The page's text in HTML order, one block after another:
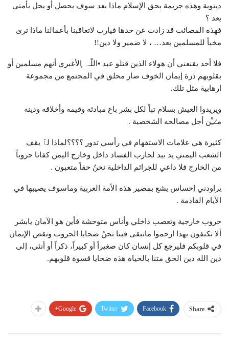
دينوية وهذه جريمة بحق الإسلام ماذا بعد سوف يحصل أو يحل بأمتي
بعد ؟
فهذه المصائب قد زادت عن حدها فيارب لاتعاقبنا بأعمالنا ماذا ترى
مخبأ للمسلمين بعد… ، لا ضمير ولا دين!!
فلا أحد يقنعني أن هولاء الذين قتلو عبد •اللّـہ̣̥ الأغبري أنهم مسلمين أو
بقلوبهم ذرة إيمان الخوف صار محلق في المجتمع من مجموعة
ارهابية مثل تلك.
ويريدوا العيش بسلام تباً لكل بشر باع مبادئه وقيمه وأخلاقه ودينه
م̷ـــِْن أجل مصالحه الشخصية .
كثيرة هي علامات الاستفهام في رأسي تدور ؟؟؟؟لماذا لٱ يقف
الشعب اليمني يد بيد لحارب الفساد داخل وخارج اليمن كفانا حروباً
من الخارج فلا داعي للجرائم الداخلية نحنُ حقاً متعبون .
يراودني إحساس بشع بمصير هذه الأمة العربية وماسوف يصيبها في
الأيام القادمة .
حروب خارجية وتعصب داخلي وأناس متوحشة فأين هو الآمان يابشر
ألا تكتفون بهذا ارحموا ماتبقى فينا نحنُ ضحايا الحروب ونقص الإيمان
في قلوبكم فليرجع كل إنسان كان صغيراً أو كبيراً، ذكراً أو أنثى، إلى
دين الله دين الحق متنا بالحياة هذه ضحايا قسوة قلوبهم.
Share
Facebook
Twitter
Google+